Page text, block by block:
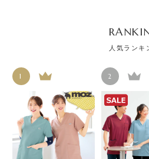
人気ランキ
1 2